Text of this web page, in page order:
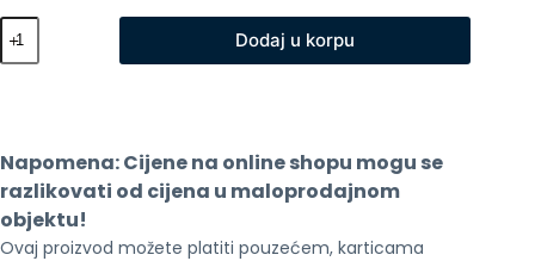
Usisivac
Roborock
Qrevo
Dodaj u korpu
Napomena: Cijene na online shopu mogu se
razlikovati od cijena u maloprodajnom
objektu!
Ovaj proizvod možete platiti pouzećem, karticama